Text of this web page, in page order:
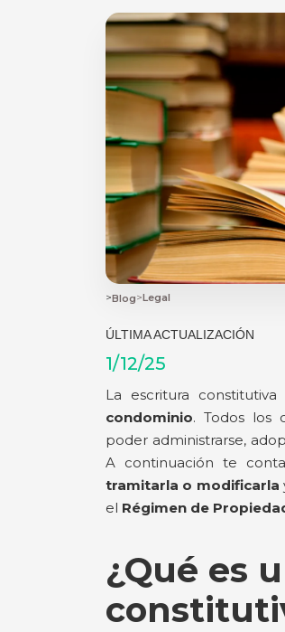
>Blog>Legal
ÚLTIMA ACTUALIZACIÓN
1/12/25
La escritura
condominio. Todos los
poder administrarse,
A continuación te
tramitarla o modificarla
el Régimen de
¿Qué es